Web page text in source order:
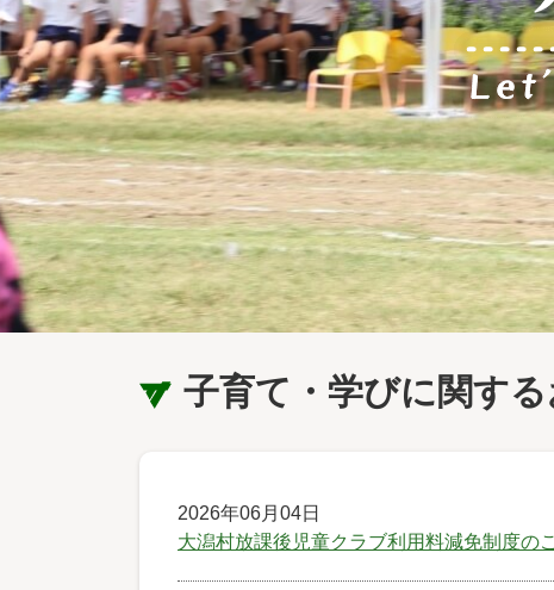
子育て・学びに関す
2026年06月04日
大潟村放課後児童クラブ利用料減免制度の